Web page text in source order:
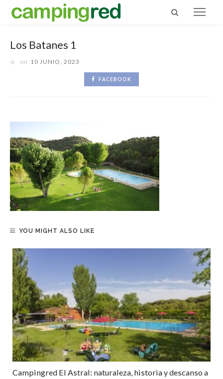
Los Batanes 1
on 10 JUNIO, 2023
FACEBOOK
YOU MIGHT ALSO LIKE
Campingred El Astral: naturaleza, historia y descanso a